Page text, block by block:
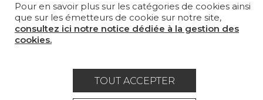
Carrière Contact
Lexique
données
Pour en savoir plus sur les catégories de cookies ainsi
que sur les émetteurs de cookie sur notre site,
consultez ici notre notice dédiée à la gestion des
cookies.
TOUT ACCEPTER